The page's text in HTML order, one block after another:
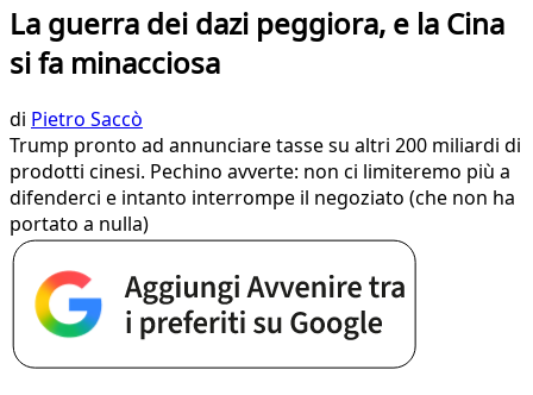
La guerra dei dazi peggiora, e la Cina
si fa minacciosa
di Pietro Saccò
Trump pronto ad annunciare tasse su altri 200 miliardi di
prodotti cinesi. Pechino avverte: non ci limiteremo più a
difenderci e intanto interrompe il negoziato (che non ha
portato a nulla)